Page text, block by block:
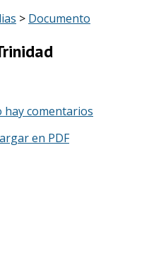
> Documento
hay comentarios
en PDF